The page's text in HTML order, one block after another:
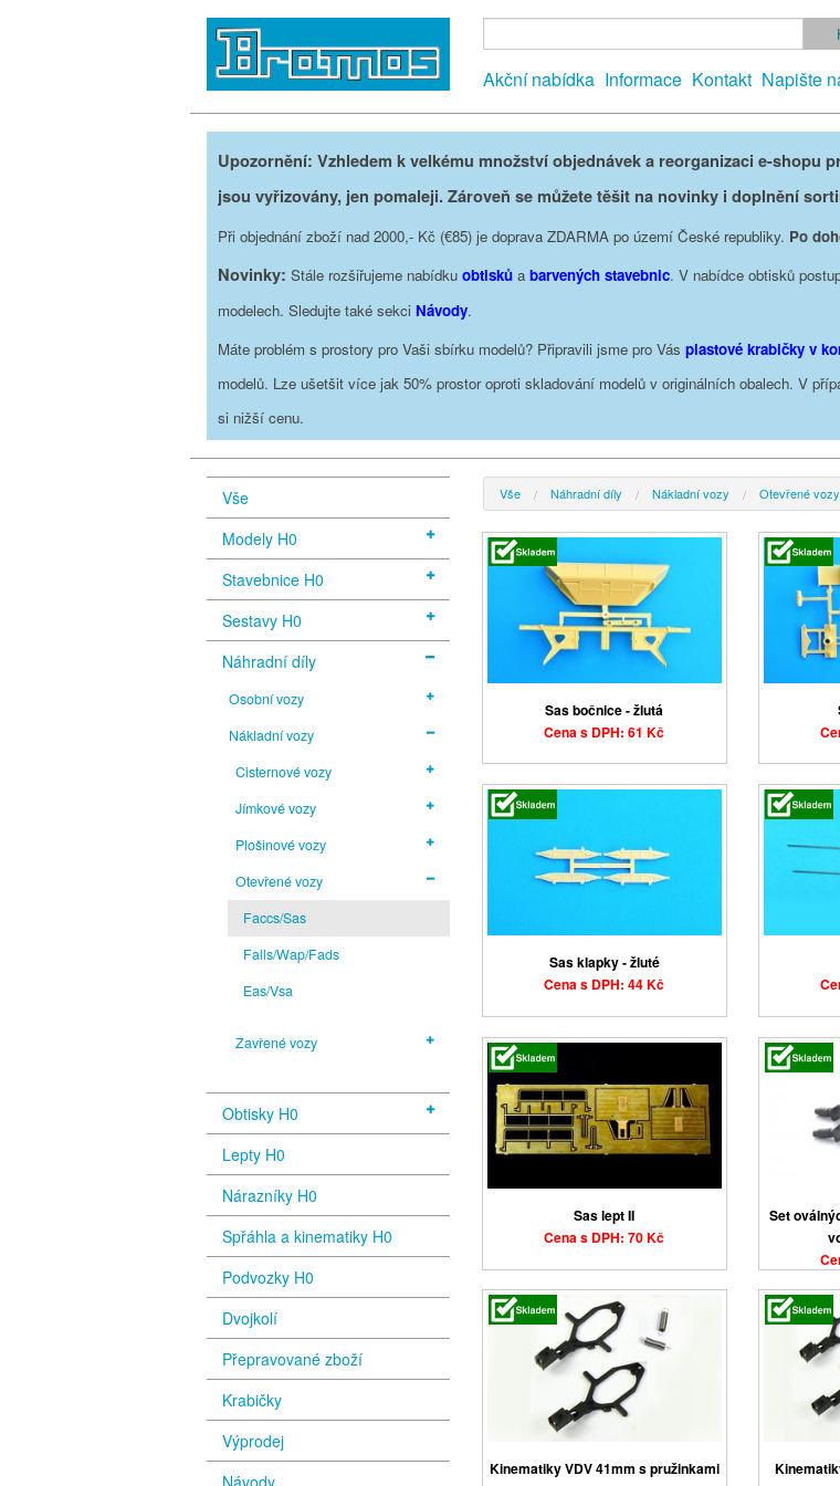
Akční nabídka Informace Kontakt Napište
Upozornění: Vzhledem k velkému množství objednávek a reorganizaci e-shopu
jsou vyřizovány, jen pomaleji. Zároveň se můžete těšit na novinky i doplnění
Při objednání zboží nad 2000,- Kč (€85) je doprava ZDARMA po území České republiky. Po
Novinky: Stále rozšiřujeme nabídku obtisků a barvených stavebnic. V nabídce obtisků
modelech. Sledujte také sekci Návody.
Máte problém s prostory pro Vaši sbírku modelů? Připravili jsme pro Vás plastové krabičky v
modelů. Lze ušetšit více jak 50% prostor oproti skladování modelů v originálních obalech. V
si nižší cenu.
Vše
Modely H0
Stavebnice H0
Sestavy H0
Náhradní díly
Osobní vozy
Nákladní vozy
Cisternové vozy
Jímkové vozy
Plošinové vozy
Otevřené vozy
Faccs/Sas
Falls/Wap/Fads
Eas/Vsa
Zavřené vozy
Obtisky H0
Lepty H0
Nárazníky H0
Spřáhla a kinematiky H0
Podvozky H0
Dvojkolí
Přepravované zboží
Krabičky
Výprodej
Návody
Vše Náhradní díly Nákladní vozy Otevřené vozy
Sas bočnice - žlutá
Cena s DPH: 61 Kč
Sas klapky - žluté
Cena s DPH: 44 Kč
Sas lept II
Cena s DPH: 70 Kč
Set
Kinematiky VDV 41mm s pružinkami